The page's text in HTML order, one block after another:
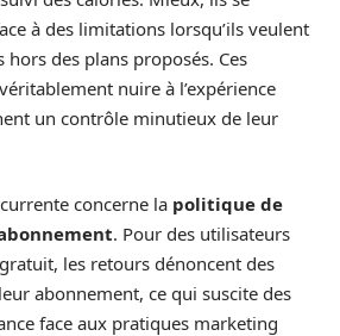
à des limitations lorsqu’ils veulent
des plans proposés. Ces
nuire à l’expérience
un contrôle minutieux de leur
concerne la politique de
. Pour des utilisateurs
les retours dénoncent des
abonnement, ce qui suscite des
face aux pratiques marketing